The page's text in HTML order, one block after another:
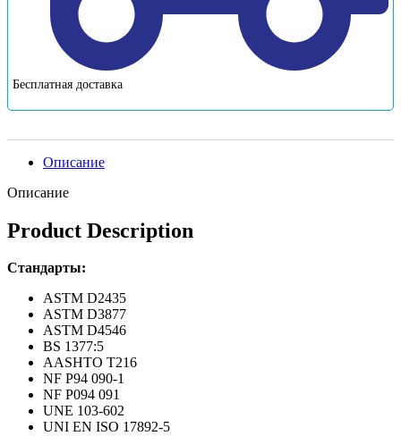
Бесплатная доставка
Описание
Описание
Product Description
Стандарты:
ASTM D2435
ASTM D3877
ASTM D4546
BS 1377:5
AASHTO T216
NF P94 090-1
NF P094 091
UNE 103-602
UNI EN ISO 17892-5